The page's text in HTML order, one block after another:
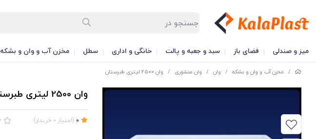
میز و صندلی فضای باز سبد و جعبه و پالت خانگی و اداری سطل مخزن آب و وان و بشکه
/ مخزن آب و وان و بشکه / وان / وان منشوری / وان 2500 لیتری طبرستان
وان 2500 لیتری طبرستان
(امتیاز 0 خریدار)